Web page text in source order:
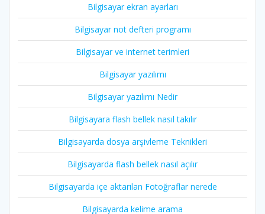
Bilgisayar ekran ayarları
Bilgisayar not defteri programı
Bilgisayar ve internet terimleri
Bilgisayar yazılımı
Bilgisayar yazılımı Nedir
Bilgisayara flash bellek nasıl takılır
Bilgisayarda dosya arşivleme Teknikleri
Bilgisayarda flash bellek nasıl açılır
Bilgisayarda içe aktarılan Fotoğraflar nerede
Bilgisayarda kelime arama